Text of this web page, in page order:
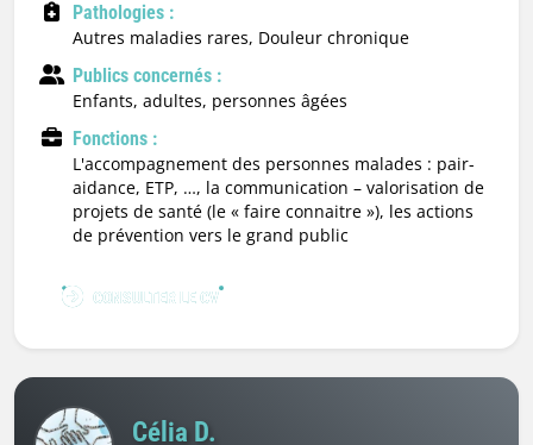
Pathologies :
Autres maladies rares, Douleur chronique
Publics concernés :
enfants, adultes, personnes âgées
Fonctions :
l'accompagnement des personnes malades : pair-
aidance, ETP, …, la communication – valorisation de
projets de santé (le « faire connaitre »), les actions
de prévention vers le grand public
CONSULTER LE CV
Célia D.